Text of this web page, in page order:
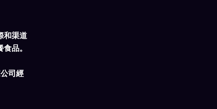
和渠道
品。
司經